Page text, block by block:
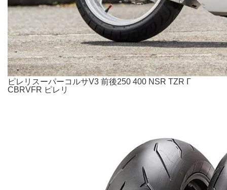
ピレリスーパーコルサV3 前後250 400 NSR TZR Γ
CBRVFR ピレリ